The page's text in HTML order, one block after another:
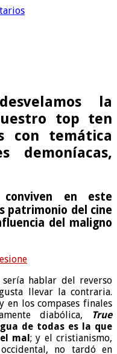
la
top ten
con temática
demoníacas,
en este
patrimonio del cine
del maligno
sería hablar del reverso
llevar la contraria.
en los compases finales
diabólica,
True
de todas es la que
mal; y el cristianismo,
no tardó en